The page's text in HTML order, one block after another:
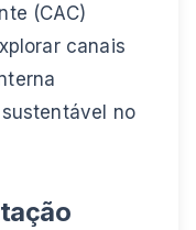
(CAC)
canais
no